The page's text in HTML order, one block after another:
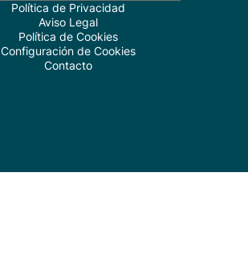
Política de Privacidad
Aviso Legal
Política de Cookies
Configuración de Cookies
Contacto